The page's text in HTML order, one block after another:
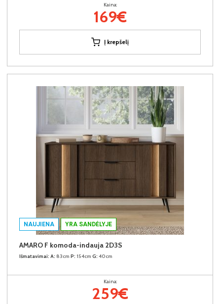
Kaina:
169€
Į krepšelį
NAUJIENA YRA SANDĖLYJE
AMARO F komoda-indauja 2D3S
Išmatavimai: A: 83cm P: 154cm G: 40cm
Kaina:
259€